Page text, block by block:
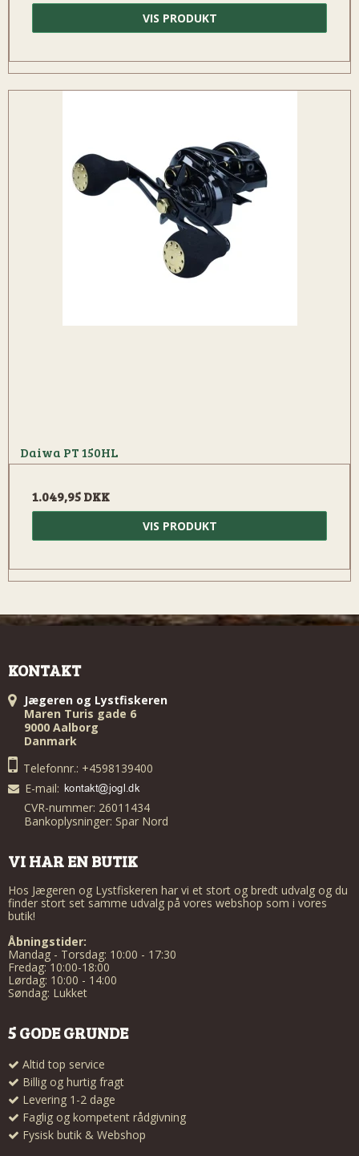
VIS PRODUKT
Daiwa PT 150HL
1.049,95 DKK
VIS PRODUKT
KONTAKT
Jægeren og Lystfiskeren
Maren Turis gade 6
9000 Aalborg
Danmark
Telefonnr.: +4598139400
E-mail:
CVR-nummer: 26011434
Bankoplysninger: Spar Nord
VI HAR EN BUTIK
Hos Jægeren og Lystfiskeren har vi et stort og bredt udvalg og du
finder stort set samme udvalg på vores webshop som i vores
butik!
Åbningstider:
Mandag - Torsdag: 10:00 - 17:30
Fredag: 10:00-18:00
Lørdag: 10:00 - 14:00
Søndag: Lukket
5 GODE GRUNDE
Altid top service
Billig og hurtig fragt
Levering 1-2 dage
Faglig og kompetent rådgivning
Fysisk butik & Webshop